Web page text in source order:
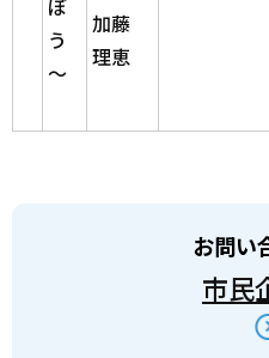
ぼ
う
～
加藤
理恵
お問い
市民